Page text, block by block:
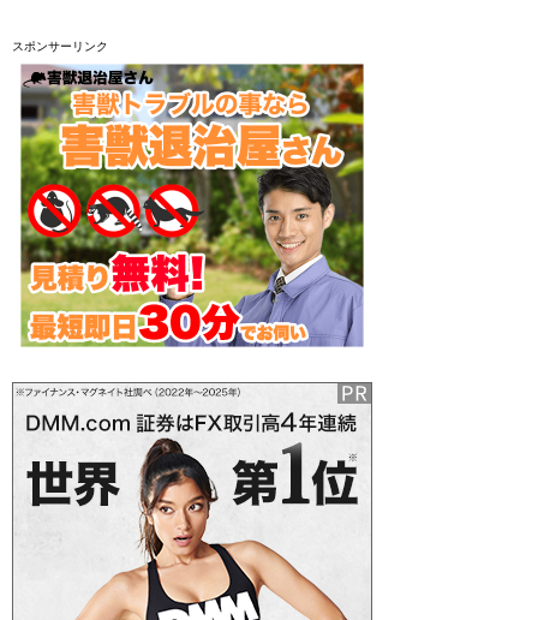
スポンサーリンク